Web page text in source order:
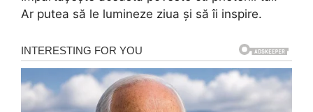
Ar putea să le lumineze ziua și să îi inspire.